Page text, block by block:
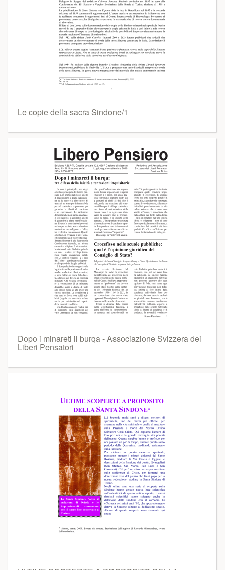
Le copie della sacra Sindone/1
Dopo i minareti il burqa - Associazione Svizzera dei
Liberi Pensatori